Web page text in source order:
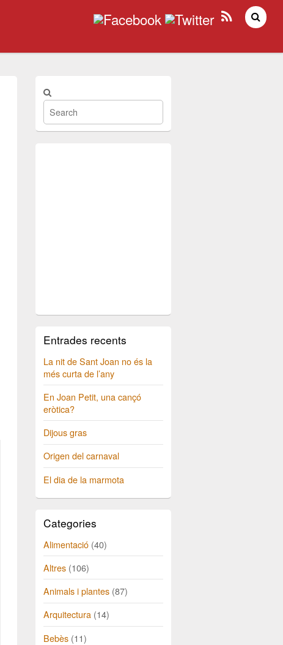
Entrades recents
La nit de Sant Joan no és la
més curta de l’any
En Joan Petit, una cançó
eròtica?
Dijous gras
Origen del carnaval
El dia de la marmota
Categories
Alimentació(40)
Altres(106)
Animals i plantes(87)
Arquitectura(14)
Bebès(11)